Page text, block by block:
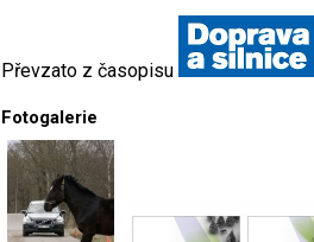
Převzato z časopisu
Fotogalerie